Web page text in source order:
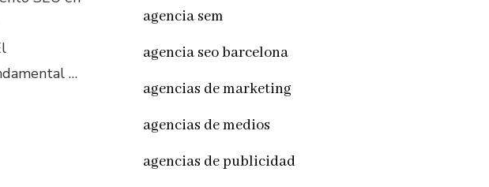
…
agencia sem
agencia seo barcelona
agencias de marketing
agencias de medios
agencias de publicidad